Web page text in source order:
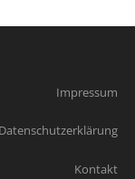
Impressum
Datenschutzerklärung
Kontakt